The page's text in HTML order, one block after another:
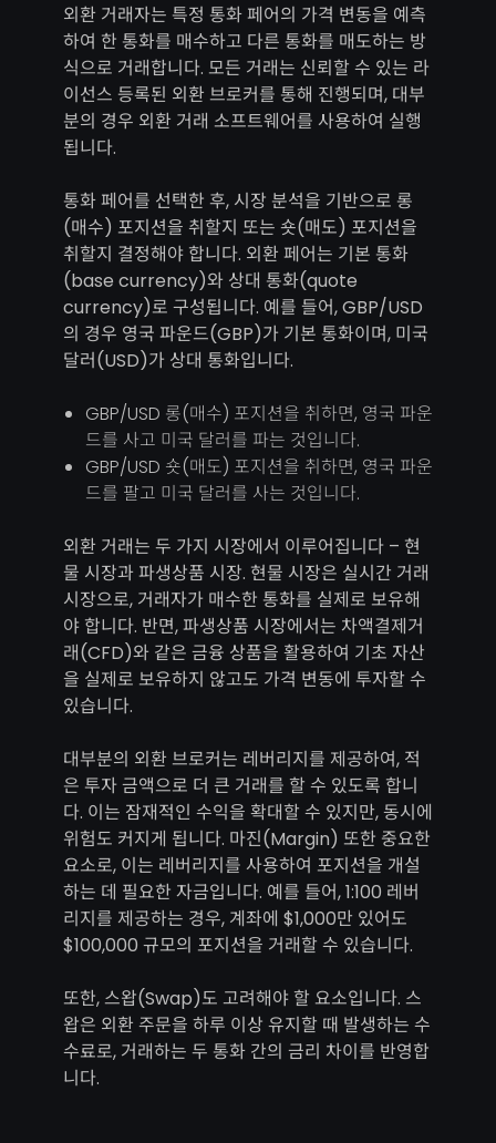
외환 거래자는 특정 통화 페어의 가격 변동을 예측
하여 한 통화를 매수하고 다른 통화를 매도하는 방
식으로 거래합니다. 모든 거래는 신뢰할 수 있는 라
이선스 등록된 외환 브로커를 통해 진행되며, 대부
분의 경우 외환 거래 소프트웨어를 사용하여 실행
됩니다.
통화 페어를 선택한 후, 시장 분석을 기반으로 롱
(매수) 포지션을 취할지 또는 숏(매도) 포지션을
취할지 결정해야 합니다. 외환 페어는 기본 통화
(base currency)와 상대 통화(quote
currency)로 구성됩니다. 예를 들어, GBP/USD
의 경우 영국 파운드(GBP)가 기본 통화이며, 미국
달러(USD)가 상대 통화입니다.
GBP/USD 롱(매수) 포지션을 취하면, 영국 파운
드를 사고 미국 달러를 파는 것입니다.
GBP/USD 숏(매도) 포지션을 취하면, 영국 파운
드를 팔고 미국 달러를 사는 것입니다.
외환 거래는 두 가지 시장에서 이루어집니다 – 현
물 시장과 파생상품 시장. 현물 시장은 실시간 거래
시장으로, 거래자가 매수한 통화를 실제로 보유해
야 합니다. 반면, 파생상품 시장에서는 차액결제거
래(CFD)와 같은 금융 상품을 활용하여 기초 자산
을 실제로 보유하지 않고도 가격 변동에 투자할 수
있습니다.
대부분의 외환 브로커는 레버리지를 제공하여, 적
은 투자 금액으로 더 큰 거래를 할 수 있도록 합니
다. 이는 잠재적인 수익을 확대할 수 있지만, 동시에
위험도 커지게 됩니다. 마진(Margin) 또한 중요한
요소로, 이는 레버리지를 사용하여 포지션을 개설
하는 데 필요한 자금입니다. 예를 들어, 1:100 레버
리지를 제공하는 경우, 계좌에 $1,000만 있어도
$100,000 규모의 포지션을 거래할 수 있습니다.
또한, 스왑(Swap)도 고려해야 할 요소입니다. 스
왑은 외환 주문을 하루 이상 유지할 때 발생하는 수
수료로, 거래하는 두 통화 간의 금리 차이를 반영합
니다.